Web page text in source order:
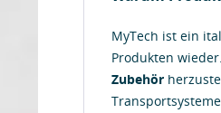
MyTech ist ein
Produkten
Zubehör